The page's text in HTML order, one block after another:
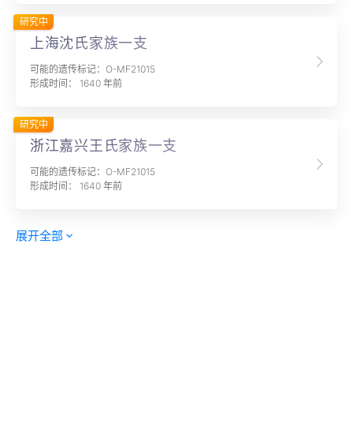
上海沈氏家族一支
可能的遗传标记：O-MF21015
形成时间： 1640 年前
研究中
浙江嘉兴王氏家族一支
可能的遗传标记：O-MF21015
形成时间： 1640 年前
研究中
展开全部